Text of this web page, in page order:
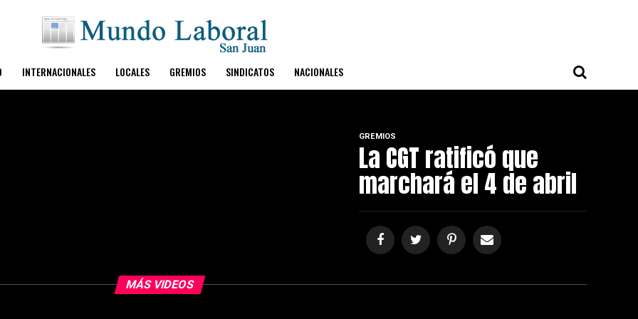
INTERNACIONALES LOCALES GREMIOS SINDICATOS NACIONALES
GREMIOS
La CGT ratificó que
marchará el 4 de abril
MÁS VIDEOS